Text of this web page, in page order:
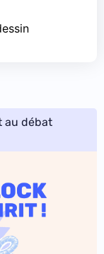
au débat